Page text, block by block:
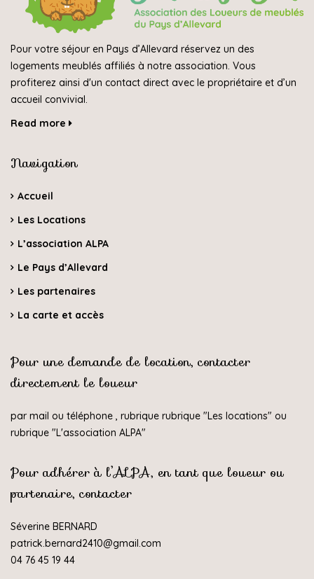
Pour votre séjour en Pays d’Allevard réservez un des
logements meublés affiliés à notre association. Vous
profiterez ainsi d'un contact direct avec le propriétaire et d’un
accueil convivial.
Read more
Navigation
Accueil
Les Locations
L’association ALPA
Le Pays d’Allevard
Les partenaires
La carte et accès
Pour une demande de location, contacter
directement le loueur
par mail ou téléphone , rubrique rubrique "Les locations" ou
rubrique "L'association ALPA"
Pour adhérer à l’ALPA, en tant que loueur ou
partenaire, contacter
Séverine BERNARD
patrick.bernard2410@gmail.com
04 76 45 19 44